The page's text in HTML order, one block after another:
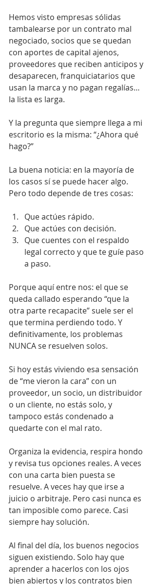
Hemos visto empresas sólidas
tambalearse por un contrato mal
negociado, socios que se quedan
con aportes de capital ajenos,
proveedores que reciben anticipos y
desaparecen, franquiciatarios que
usan la marca y no pagan regalías…
la lista es larga.
Y la pregunta que siempre llega a mi
escritorio es la misma: “¿Ahora qué
hago?”
La buena noticia: en la mayoría de
los casos sí se puede hacer algo.
Pero todo depende de tres cosas:
Que actúes rápido.
Que actúes con decisión.
Que cuentes con el respaldo
legal correcto y que te guíe paso
a paso.
Porque aquí entre nos: el que se
queda callado esperando “que la
otra parte recapacite” suele ser el
que termina perdiendo todo. Y
definitivamente, los problemas
NUNCA se resuelven solos.
Si hoy estás viviendo esa sensación
de “me vieron la cara” con un
proveedor, un socio, un distribuidor
o un cliente, no estás solo, y
tampoco estás condenado a
quedarte con el mal rato.
Organiza la evidencia, respira hondo
y revisa tus opciones reales. A veces
con una carta bien puesta se
resuelve. A veces hay que irse a
juicio o arbitraje. Pero casi nunca es
tan imposible como parece. Casi
siempre hay solución.
Al final del día, los buenos negocios
siguen existiendo. Solo hay que
aprender a hacerlos con los ojos
bien abiertos y los contratos bien